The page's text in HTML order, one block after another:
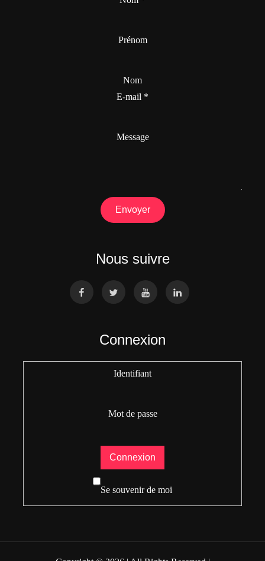
Prénom
Nom
E-mail *
Message
Envoyer
Nous suivre
Connexion
Identifiant
Mot de passe
Se souvenir de moi